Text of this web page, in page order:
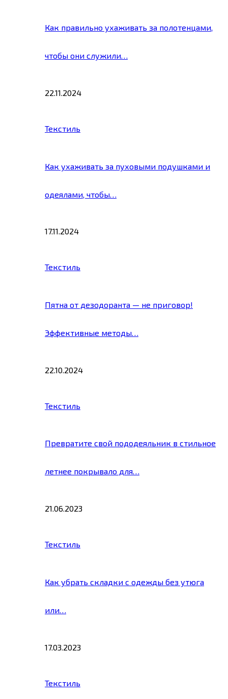
Как правильно ухаживать за полотенцами,
чтобы они служили…
22.11.2024
Текстиль
Как ухаживать за пуховыми подушками и
одеялами, чтобы…
17.11.2024
Текстиль
Пятна от дезодоранта — не приговор!
Эффективные методы…
22.10.2024
Текстиль
Превратите свой пододеяльник в стильное
летнее покрывало для…
21.06.2023
Текстиль
Как убрать складки с одежды без утюга
или…
17.03.2023
Текстиль